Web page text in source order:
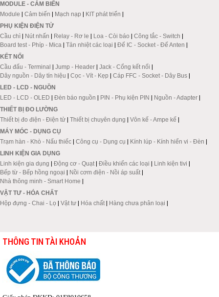
MODULE - CẢM BIẾN
Module | Cảm biến | Mạch nạp | KIT phát triển |
PHỤ KIỆN ĐIỆN TỬ
Cầu chì | Nút nhấn | Relay - Rơ le | Loa - Còi báo | Công tắc - Switch |
Board test - Phíp - Mica | Tản nhiệt các loại | Đế IC - Socket - Đế Anten |
KẾT NỐI
Cầu đấu - Terminal | Jump - Header | Jack - Cổng kết nối |
Dây nguồn - Dây tín hiệu | Cọc - Vít - Kẹp | Cáp FFC - Socket - Dây Bus |
LED - LCD - NGUỒN
LED - LCD - OLED | Đèn báo nguồn | PIN - Phụ kiện PIN | Nguồn - Adapter |
THIẾT BỊ ĐO LƯỜNG
Thiết bị đo điện - Điện tử | Thiết bị chuyên dụng | Vôn kế - Ampe kế |
MÁY MÓC - DỤNG CỤ
Trạm hàn - Khò - Nấu thiếc | Công cụ - Dụng cụ | Kính lúp - Kính hiển vi - Đèn |
LINH KIỆN GIA DỤNG
Linh kiện gia dụng | Động cơ - Quạt | Điều khiển các loại | Linh kiện tivi |
Bếp từ - Bếp hồng ngoại | Nồi cơm điện - Nồi áp suất |
Nhà thông minh - Smart Home |
VẬT TƯ - HÓA CHẤT
Hộp đựng - Chai - Lọ | Vật tư | Hóa chất | Hàng chưa phân loại |
THÔNG TIN TÀI KHOẢN